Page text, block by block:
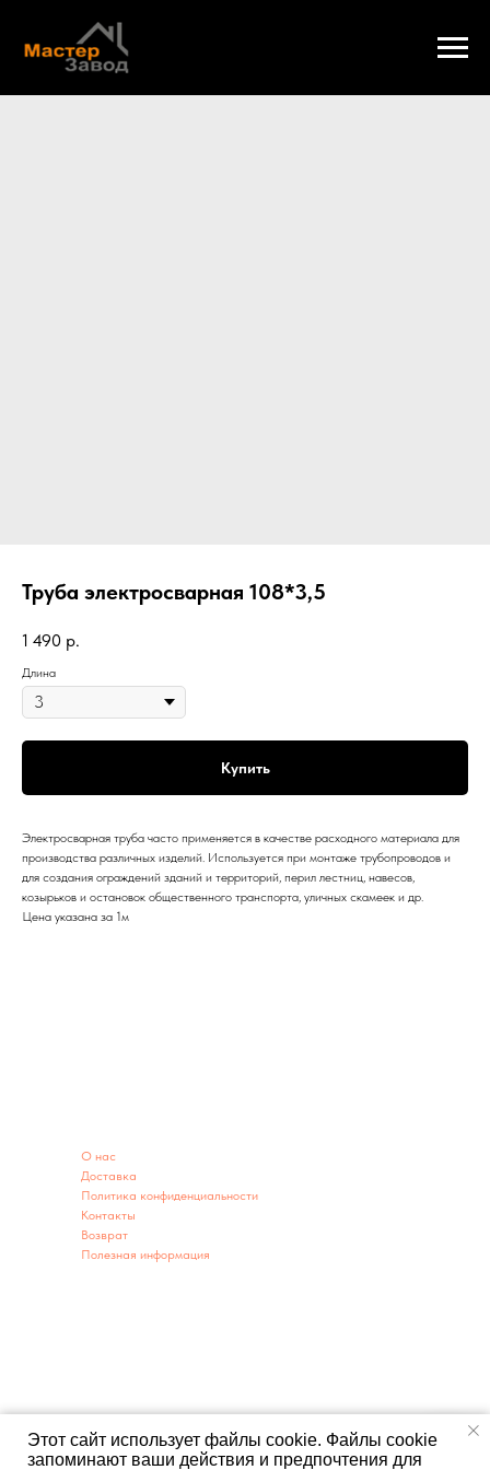
Этот сайт использует файлы cookie. Файлы cookie
запоминают ваши действия и предпочтения для
Труба электросварная 108*3,5
1 490 р.
Длина
Купить
Электросварная труба часто применяется в качестве расходного материала для
производства различных изделий. Используется при монтаже трубопроводов и
для создания ограждений зданий и территорий, перил лестниц, навесов,
козырьков и остановок общественного транспорта, уличных скамеек и др.
Цена указана за 1м
O нас
Доставка
Политика конфиденциальности
Контакты
Возврат
Полезная информация
8950-493-00-78,8(34542)9-04-41,8980-929-37-69
Мы открыты: ежедневно с 9:00-19:00
E-mail: Master-zavod@yandex.ru
Напишите нам